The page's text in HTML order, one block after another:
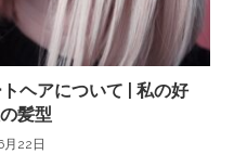
ヘアについて | 私の好
髪型
月22日